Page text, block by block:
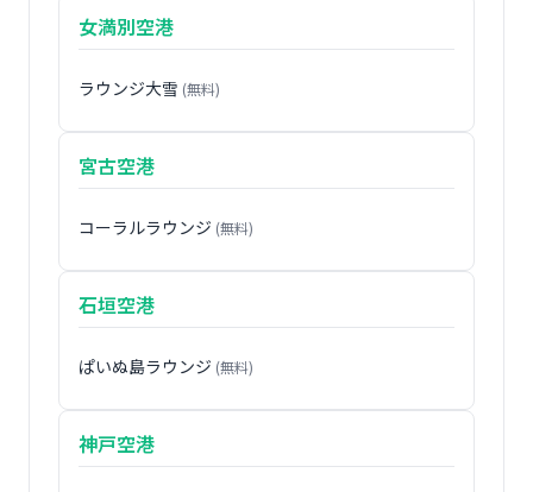
女満別空港
ラウンジ大雪 (無料)
宮古空港
コーラルラウンジ (無料)
石垣空港
ぱいぬ島ラウンジ (無料)
神戸空港